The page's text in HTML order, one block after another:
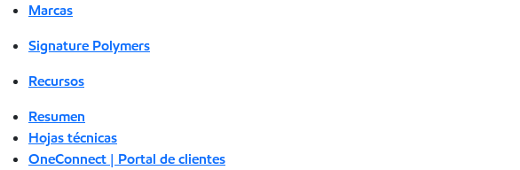
Marcas
Signature Polymers
Recursos
Resumen
Hojas técnicas
OneConnect | Portal de clientes